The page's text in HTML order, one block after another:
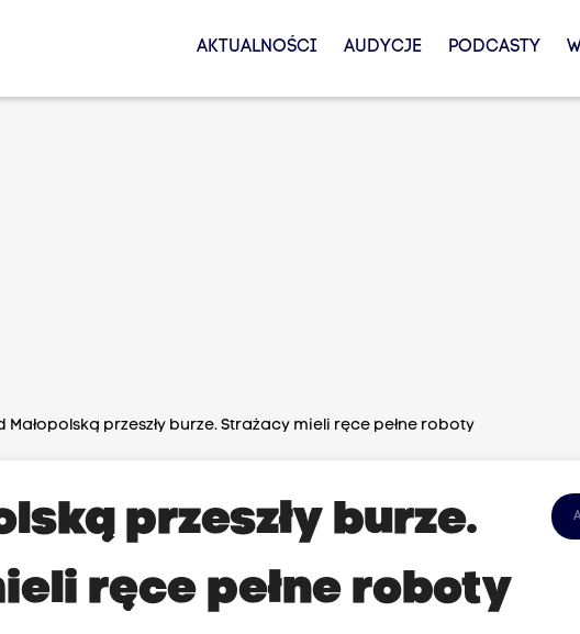
AKTUALNOŚCI AUDYCJE PODCASTY
Małopolską przeszły burze. Strażacy mieli ręce pełne roboty
przeszły burze.
ręce pełne roboty